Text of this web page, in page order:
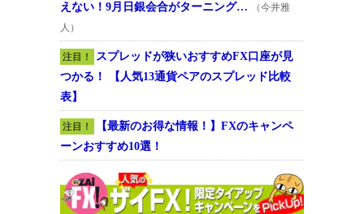
えない！9月日銀会合がターニング…
（今井雅
人）
注目！
スプレッドが狭いおすすめFX口座が見
つかる！ 【人気13通貨ペアのスプレッド比較
表】
注目！
【最新のお得な情報！】FXのキャンペ
ーンおすすめ10選！